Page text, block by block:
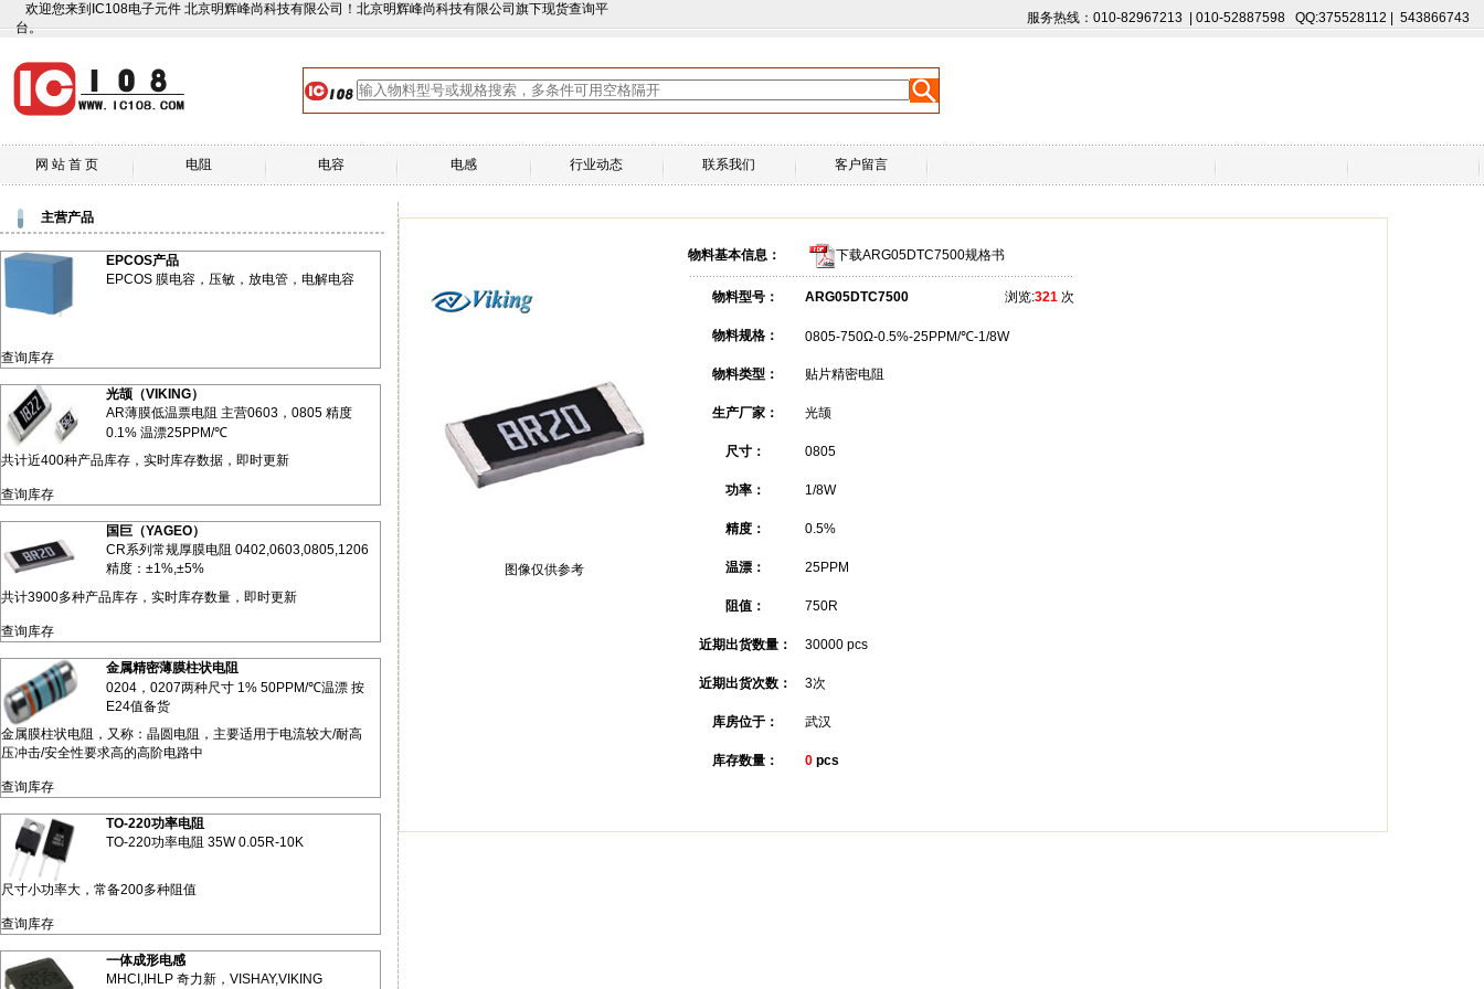
欢迎您来到IC108电子元件 北京明辉峰尚科技有限公司！北京明辉峰尚科技有限公司旗下现货查询平
台。
服务热线：010-82967213 | 010-52887598 QQ:375528112 | 543866743
网 站 首 页 电阻 电容 电感 行业动态 联系我们 客户留言
主营产品
EPCOS产品
EPCOS 膜电容，压敏，放电管，电解电容
查询库存
光颉（VIKING）
AR薄膜低温票电阻 主营0603，0805 精度
0.1% 温漂25PPM/℃
共计近400种产品库存，实时库存数据，即时更新
查询库存
国巨（YAGEO）
CR系列常规厚膜电阻 0402,0603,0805,1206
精度：±1%,±5%
共计3900多种产品库存，实时库存数量，即时更新
查询库存
金属精密薄膜柱状电阻
0204，0207两种尺寸 1% 50PPM/℃温漂 按
E24值备货
金属膜柱状电阻，又称：晶圆电阻，主要适用于电流较大/耐高
压冲击/安全性要求高的高阶电路中
查询库存
TO-220功率电阻
TO-220功率电阻 35W 0.05R-10K
尺寸小功率大，常备200多种阻值
查询库存
一体成形电感
MHCI,IHLP 奇力新，VISHAY,VIKING
图像仅供参考
物料基本信息： 下载ARG05DTC7500规格书
物料型号： ARG05DTC7500 浏览:321 次
物料规格： 0805-750Ω-0.5%-25PPM/℃-1/8W
物料类型： 贴片精密电阻
生产厂家： 光颉
尺寸： 0805
功率： 1/8W
精度： 0.5%
温漂： 25PPM
阻值： 750R
近期出货数量： 30000 pcs
近期出货次数： 3次
库房位于： 武汉
库存数量： 0 pcs